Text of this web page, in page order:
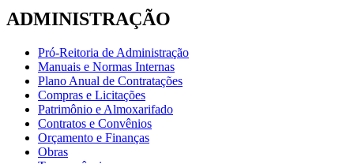
ADMINISTRAÇÃO
Pró-Reitoria de Administração
Manuais e Normas Internas
Plano Anual de Contratações
Compras e Licitações
Patrimônio e Almoxarifado
Contratos e Convênios
Orçamento e Finanças
Obras